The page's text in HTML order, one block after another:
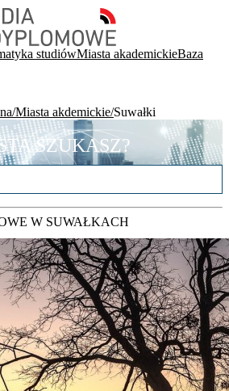
studiówMiasta akademickieBaza
Miasta akdemickie Suwałki
SZUKASZ?
W SUWAŁKACH